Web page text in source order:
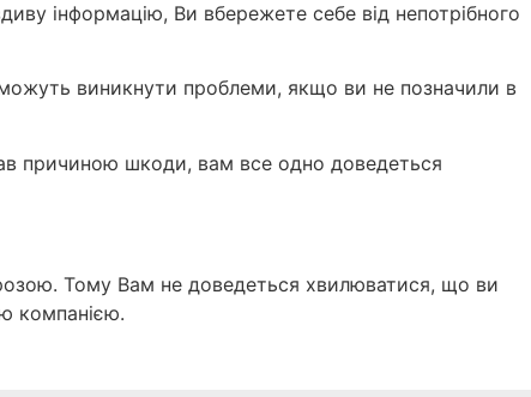
інформацію, Ви вбережете себе від непотрібного
виникнути проблеми, якщо ви не позначили в
причиною шкоди, вам все одно доведеться
Тому Вам не доведеться хвилюватися, що ви
компанією.